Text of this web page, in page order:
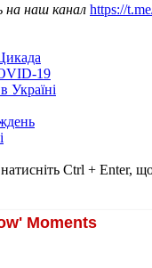
на наш канал https://
19
Україні
Ctrl + Enter,